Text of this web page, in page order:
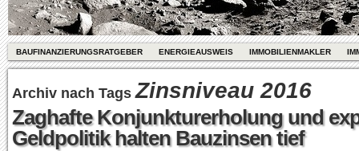
BAUFINANZIERUNGSRATGEBER ENERGIEAUSWEIS IMMOBILIENMAKLER
Archiv nach TagsZinsniveau 2016
Zaghafte Konjunkturerholung und
Geldpolitik halten Bauzinsen tief